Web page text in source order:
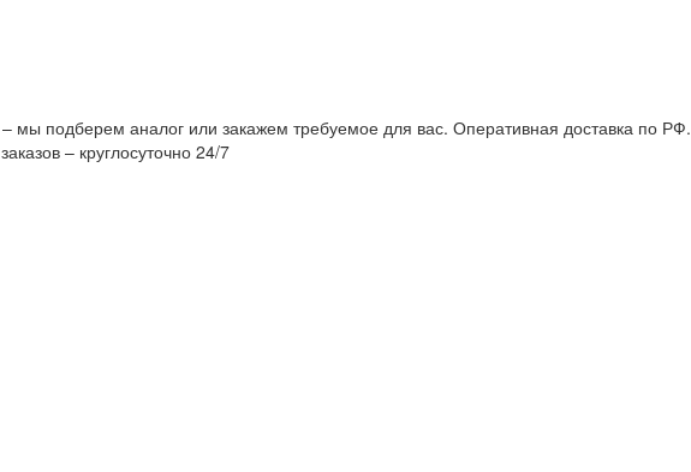
подберем аналог или закажем требуемое для вас. Оперативная доставка по РФ.
– круглосуточно 24/7